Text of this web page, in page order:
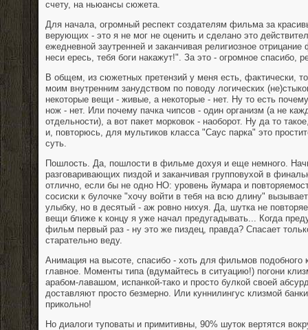
счету, на ньюансы сюжета.
Для начала, огромный респект создателям фильма за
верующих - это я не мог не оценить и сделано это
ежедневной заутренней и заканчивая религиозное
неси ересь, тебя боги накажут!". За это - огромное спасибо,
В общем, из сюжетных претензий у меня есть, фактически,
моим внутренним занудством по поводу логических
некоторые вещи - живые, а некоторые - нет. Ну то есть
нож - нет. Или почему пачка чипсов - один организм (а не
отдельности), а вот пакет морковок - наоборот. Ну да то
и, повторюсь, для мультиков класса "Саус парка" это
суть.
Пошлость. Да, пошлости в фильме дохуя и еще немного.
разговаривающих пиздой и заканчивая групповухой в
отлично, если бы не одно НО: уровень йумара и
сосиски к булочке "хочу войти в тебя на всю длину"
улыбку, но в десятый - аж ровно нихуя. Да, шутка не
вещи ближе к концу я уже начал предугадывать... Когда
фильм первый раз - ну это же пиздец, правда? Спасает
старательно веду.
Анимация на высоте, спасибо - хоть для фильмов подобного
главное. Моменты типа (вдумайтесь в ситуацию!) погони
арабом-лавашом, испанкой-тако и просто булкой своей
доставляют просто безмерно. Или куннилингус клизмой
прикольно!
Но диалоги туповаты и примитивны, 90% шуток вертятся